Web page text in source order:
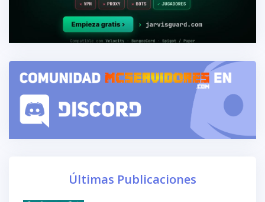
Últimas Publicaciones